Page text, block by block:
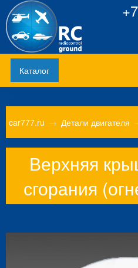
Каталог
car777.ru → Детали двигателя
Верхняя
сгорания